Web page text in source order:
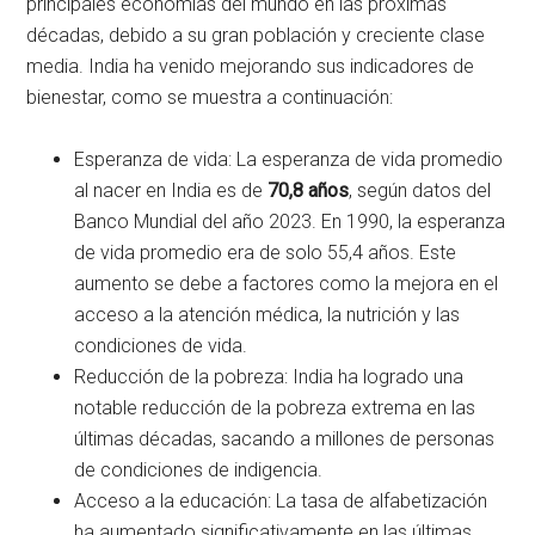
décadas, debido a su gran población y creciente clase
media. India ha venido mejorando sus indicadores de
bienestar, como se muestra a continuación:
Esperanza de vida: La esperanza de vida promedio
al nacer en India es de 70,8 años, según datos del
Banco Mundial del año 2023. En 1990, la esperanza
de vida promedio era de solo 55,4 años. Este
aumento se debe a factores como la mejora en el
acceso a la atención médica, la nutrición y las
condiciones de vida.
Reducción de la pobreza: India ha logrado una
notable reducción de la pobreza extrema en las
últimas décadas, sacando a millones de personas
de condiciones de indigencia.
Acceso a la educación: La tasa de alfabetización